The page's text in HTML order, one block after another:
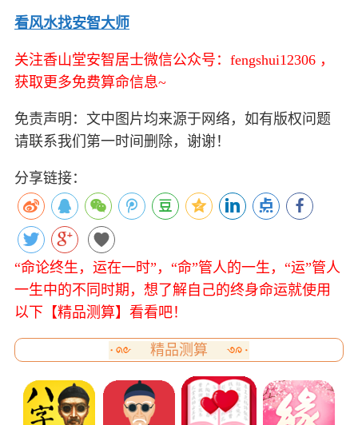
看风水找安智大师
关注香山堂安智居士微信公众号：fengshui12306 ，
获取更多免费算命信息~
免责声明：文中图片均来源于网络，如有版权问题
请联系我们第一时间删除，谢谢！
分享链接：
“命论终生，运在一时”，“命”管人的一生，“运”管人
一生中的不同时期，想了解自己的终身命运就使用
以下【精品测算】看看吧！
精品测算